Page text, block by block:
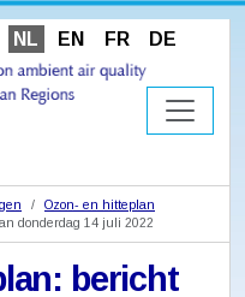
NL EN FR DE
Ozon- en hitteplan
donderdag 14 juli 2022
bericht